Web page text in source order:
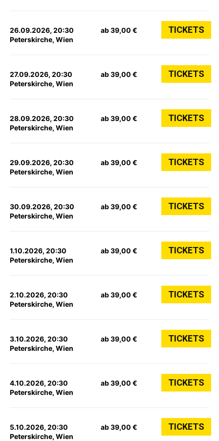
26.09.2026, 20:30
Peterskirche, Wien
ab 39,00 € TICKETS
27.09.2026, 20:30
Peterskirche, Wien
ab 39,00 € TICKETS
28.09.2026, 20:30
Peterskirche, Wien
ab 39,00 € TICKETS
29.09.2026, 20:30
Peterskirche, Wien
ab 39,00 € TICKETS
30.09.2026, 20:30
Peterskirche, Wien
ab 39,00 € TICKETS
1.10.2026, 20:30
Peterskirche, Wien
ab 39,00 € TICKETS
2.10.2026, 20:30
Peterskirche, Wien
ab 39,00 € TICKETS
3.10.2026, 20:30
Peterskirche, Wien
ab 39,00 € TICKETS
4.10.2026, 20:30
Peterskirche, Wien
ab 39,00 € TICKETS
5.10.2026, 20:30
Peterskirche, Wien
ab 39,00 € TICKETS